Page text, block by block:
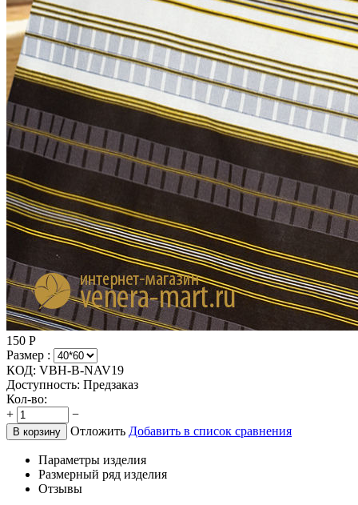
150 Р
Размер :
КОД: VBH-B-NAV19
Доступность: Предзаказ
Кол-во:
+
−
В корзину Отложить Добавить в список сравнения
Параметры изделия
Размерный ряд изделия
Отзывы